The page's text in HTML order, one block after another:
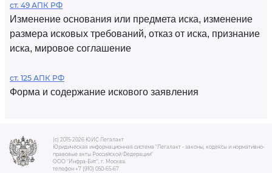
ст. 49 АПК РФ
Изменение основания или предмета иска, изменение
размера исковых требований, отказ от иска, признание
иска, мировое соглашение
ст. 125 АПК РФ
Форма и содержание искового заявления
(c) 2015-2026 ЮИС Легалакт
Юридическая информационная система "Легалакт - законы, кодексы и нормативно-
правовые акты Российской Федерации"
ООО "Инфра-Бит", г. Москва.
телефон +7 (910) 050-65-67